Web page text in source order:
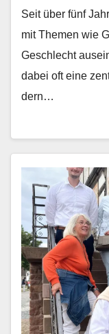
Seit über fünf
mit The­men wie
Geschlecht
dabei oft eine
dern…